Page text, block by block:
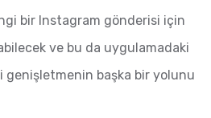
bir Instagram gönderisi için
ve bu da uygulamadaki
başka bir yolunu